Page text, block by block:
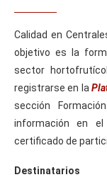
Calidad en
objetivo es la
sector
registrarse en la
sección
información en
certificado de
Destinatarios